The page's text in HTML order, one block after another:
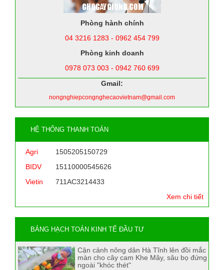
Phòng hành chính
04 3216 1283 - 0962 454 799
Phòng kinh doanh
0978 073 003 - 0942 760 699
Gmail:
nongnghiepcongnghecaovietnam@gmail.com
HỆ THỐNG THANH TOÁN
Agri
1505205150729
BIDV
15110000545626
Vietin
711AC3214433
Xem chi tiết
BẢNG HẠCH TOÁN KINH TẾ ĐẦU TƯ
Cận cảnh nông dân Hà Tĩnh lên đồi mắc
màn cho cây cam Khe Mây, sâu bọ đứng
ngoài "khóc thét"